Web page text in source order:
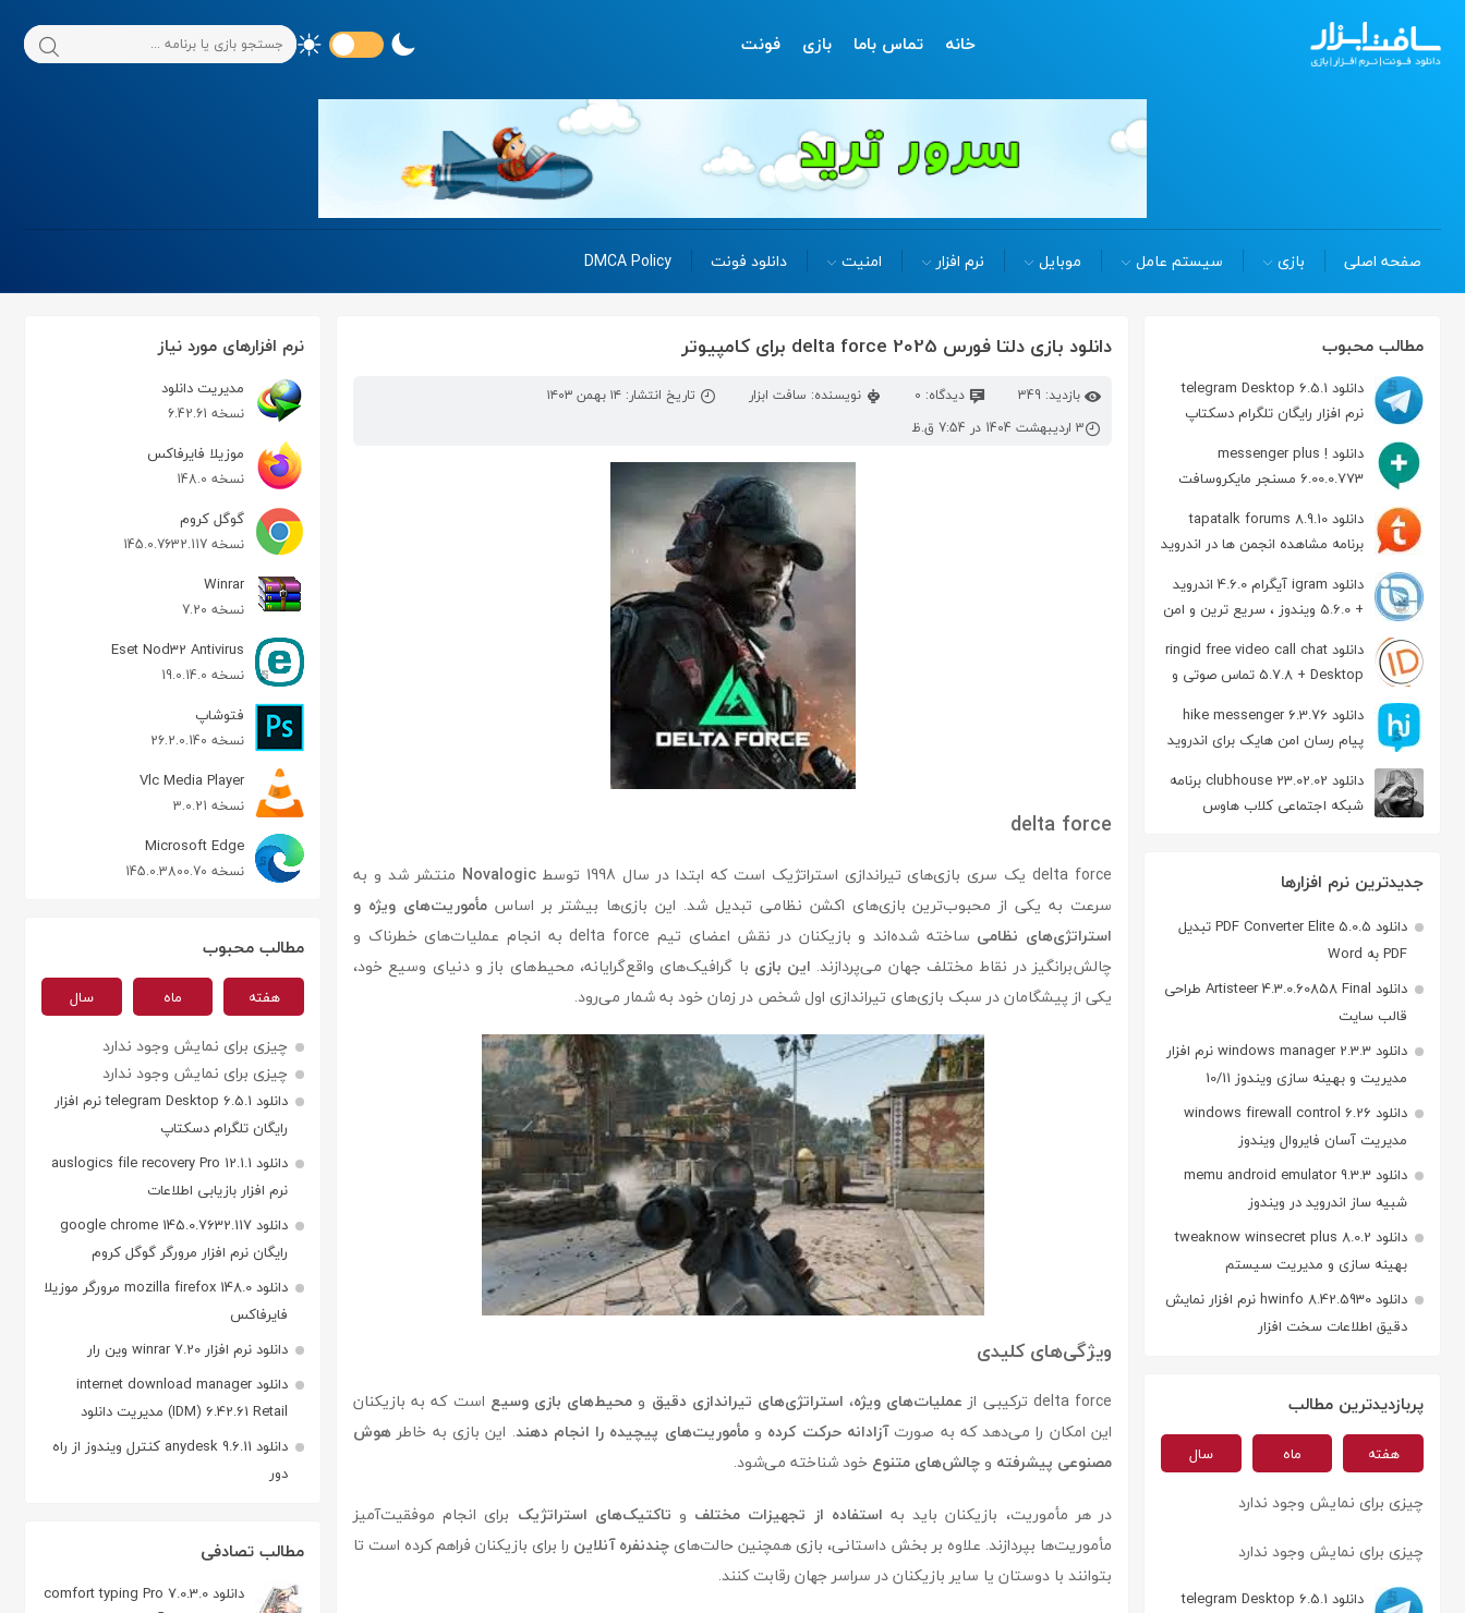
خانه تماس باما بازی فونت
صفحه اصلی بازی سیستم عامل موبایل نرم افزار امنیت دانلود فونت DMCA Policy
مطالب محبوب
دانلود telegram Desktop 6.5.1
نرم افزار رایگان تلگرام دسکتاپ
دانلود messenger plus !
6.00.0.773 مسنجر مایکروسافت
دانلود tapatalk forums 8.9.10
برنامه مشاهده انجمن ها در اندروید
دانلود igram آیگرام 4.6.0 اندروید
+ 5.6.0 ویندوز ، سریع ترین و امن
ترین نسخه تلگرام
دانلود ringid free video call chat
5.7.8 + Desktop تماس صوتی و
تصویری در اندروید
دانلود hike messenger 6.3.76
پیام‌ رسان‌ امن هایک برای اندروید
دانلود clubhouse 23.02.02 برنامه
شبکه اجتماعی کلاب هاوس
جدیدترین نرم افزارها
دانلود PDF Converter Elite 5.0.5 تبدیل
PDF به Word
دانلود Artisteer 4.3.0.60858 Final طراحی
قالب سایت
دانلود windows manager 2.3.3 نرم افزار
مدیریت و بهینه سازی ویندوز 10/11
دانلود windows firewall control 6.26
مدیریت آسان فایروال ویندوز
دانلود memu android emulator 9.3.3
شبیه ساز اندروید در ویندوز
دانلود tweaknow winsecret plus 8.0.2
بهینه سازی و مدیریت سیستم
دانلود hwinfo 8.42.5930 نرم افزار نمایش
دقیق اطلاعات سخت افزار
پربازدیدترین مطالب
هفته ماه سال
چیزی برای نمایش وجود ندارد
چیزی برای نمایش وجود ندارد
دانلود telegram Desktop 6.5.1
دانلود بازی دلتا فورس 2025 delta force برای کامپیوتر
بازدید: 349 دیدگاه: 0 نویسنده: سافت ابزار
تاریخ انتشار: ۱۴ بهمن ۱۴۰۳
3 اردیبهشت 1404 در 7:54 ق.ظ
delta force
delta force یک سری بازی‌های تیراندازی استراتژیک است که ابتدا در سال 1998 توسط Novalogic منتشر شد و به
سرعت به یکی از محبوب‌ترین بازی‌های اکشن نظامی تبدیل شد. این بازی‌ها بیشتر بر اساسمأموریت‌های ویژه و
استراتژی‌های نظامی
ساخته شده‌اند و بازیکنان در نقش اعضای تیم delta force به انجام عملیات‌های خطرناک و
چالش‌برانگیز در نقاط مختلف جهان می‌پردازند. این بازی با گرافیک‌های واقع‌گرایانه، محیط‌های باز و دنیای وسیع خود،
یکی از پیشگامان در سبک بازی‌های تیراندازی اول شخص در زمان خود به شمار می‌رود.
ویژگی‌های کلیدی
delta force ترکیبی از عملیات‌های ویژه، استراتژی‌های تیراندازی دقیق و محیط‌های بازی وسیع است که به بازیکنان
این امکان را می‌دهد که به صورتآزادانه حرکت کرده ومأموریت‌های پیچیده را انجام دهند. این بازی به خاطر هوش
مصنوعی پیشرفته وچالش‌های متنوع خود شناخته می‌شود.
در هر مأموریت، بازیکنان باید به استفاده از تجهیزات مختلف و تاکتیک‌های استراتژیک برای انجام موفقیت‌آمیز
مأموریت‌ها بپردازند. علاوه بر بخش داستانی، بازی همچنین حالت‌های چندنفره آنلاین را برای بازیکنان فراهم کرده است تا
بتوانند با دوستان یا سایر بازیکنان در سراسر جهان رقابت کنند.
نرم افزارهای مورد نیاز
مدیریت دانلود
نسخه 6.42.61
موزیلا فایرفاکس
نسخه 148.0
گوگل کروم
نسخه 145.0.7632.117
Winrar
نسخه 7.20
Eset Nod32 Antivirus
نسخه 19.0.14.0
فتوشاپ
نسخه 26.2.0.140
Vlc Media Player
نسخه 3.0.21
Microsoft Edge
نسخه 145.0.3800.70
مطالب محبوب
هفته ماه سال
چیزی برای نمایش وجود ندارد
چیزی برای نمایش وجود ندارد
دانلود telegram Desktop 6.5.1 نرم افزار
رایگان تلگرام دسکتاپ
دانلود auslogics file recovery Pro 12.1.1
نرم افزار بازیابی اطلاعات
دانلود google chrome 145.0.7632.117
رایگان نرم افزار مرورگر گوگل کروم
دانلود mozilla firefox 148.0 مرورگر موزیلا
فایرفاکس
دانلود نرم افزار winrar 7.20 وین رار
دانلود internet download manager
(IDM) 6.42.61 Retail مدیریت دانلود
دانلود anydesk 9.6.11 کنترل ویندوز از راه
دور
مطالب تصادفی
دانلود comfort typing Pro 7.0.3.0